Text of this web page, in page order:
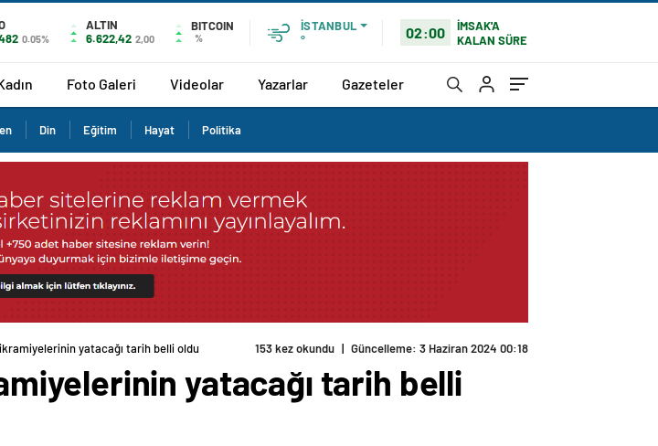
0.05%
ALTIN
6.622,42 2,00
BITCOIN
%
İSTANBUL
°
02:00
İMSAK'A
KALAN SÜRE
Foto Galeri Videolar Yazarlar Gazeteler
Din Eğitim Hayat Politika
yatacağı tarih belli oldu 153 kez okundu | Güncelleme: 3 Haziran 2024 00:18
yatacağı tarih belli